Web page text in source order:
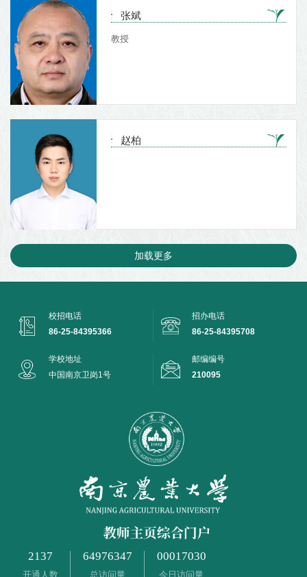
张斌
教授
赵柏
加载更多
校招电话
86-25-84395366
招办电话
86-25-84395708
学校地址
中国南京卫岗1号
邮编编号
210095
2137
开通人数
64976347
总访问量
00017030
今日访问量